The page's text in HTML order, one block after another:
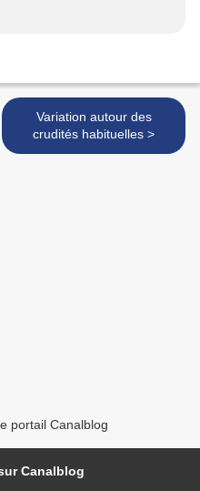
Variation autour des
crudités habituelles >
portail Canalblog
Canalblog